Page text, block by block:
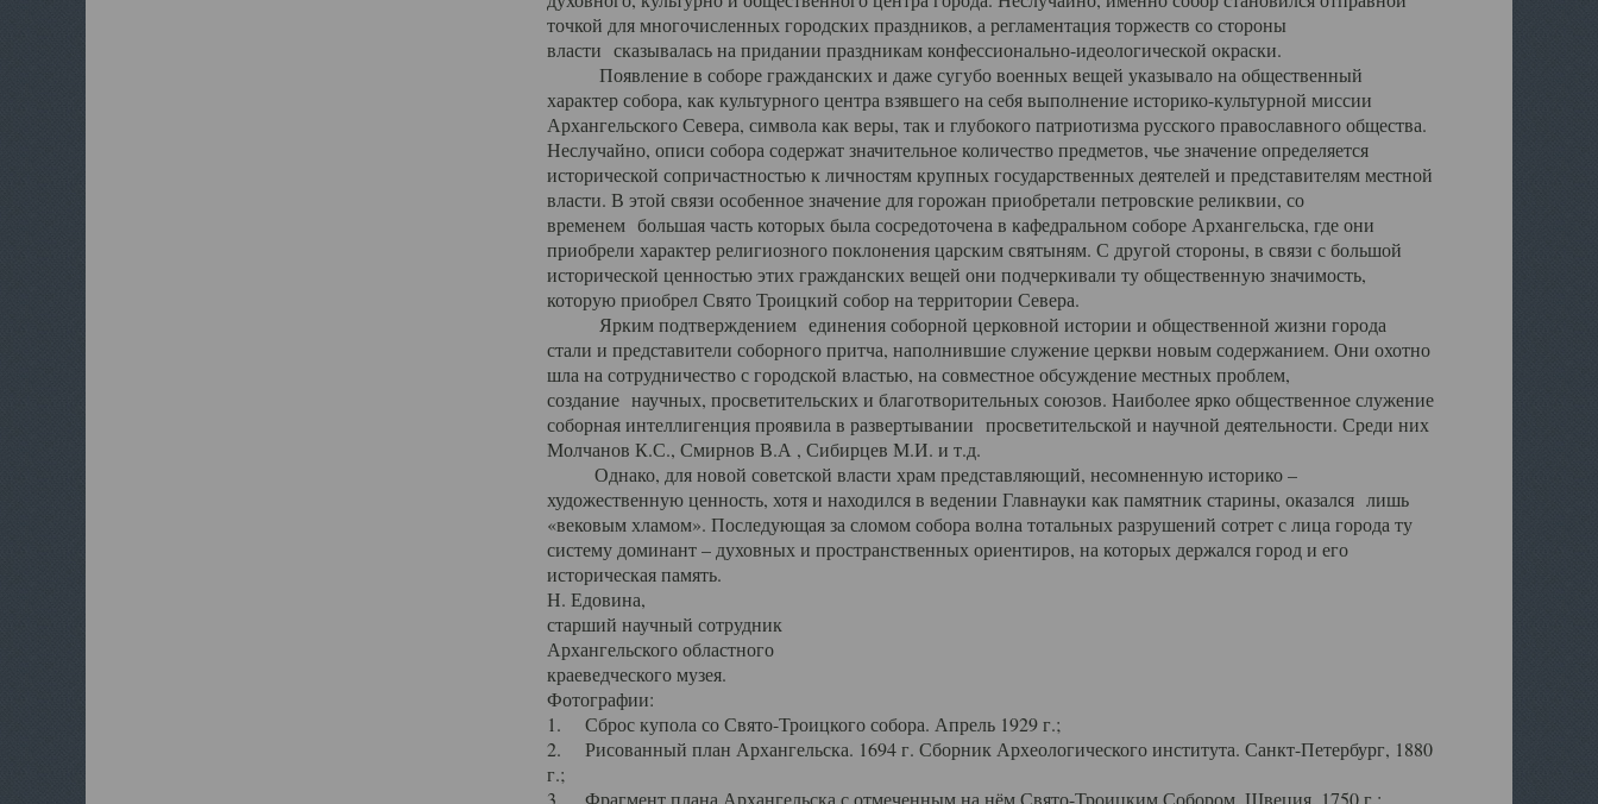
точкой для многочисленных городских праздников, а регламентация торжеств со стороны
власти сказывалась на придании праздникам конфессионально-идеологической окраски.
Появление в соборе гражданских и даже сугубо военных вещей указывало на общественный
характер собора, как культурного центра взявшего на себя выполнение историко-культурной миссии
Архангельского Севера, символа как веры, так и глубокого патриотизма русского православного общества.
Неслучайно, описи собора содержат значительное количество предметов, чье значение определяется
исторической сопричастностью к личностям крупных государственных деятелей и представителям местной
власти. В этой связи особенное значение для горожан приобретали петровские реликвии, со
временем большая часть которых была сосредоточена в кафедральном соборе Архангельска, где они
приобрели характер религиозного поклонения царским святыням. С другой стороны, в связи с большой
исторической ценностью этих гражданских вещей они подчеркивали ту общественную значимость,
которую приобрел Свято Троицкий собор на территории Севера.
Ярким подтверждением единения соборной церковной истории и общественной жизни города
стали и представители соборного притча, наполнившие служение церкви новым содержанием. Они охотно
шла на сотрудничество с городской властью, на совместное обсуждение местных проблем,
создание научных, просветительских и благотворительных союзов. Наиболее ярко общественное служение
соборная интеллигенция проявила в развертывании просветительской и научной деятельности. Среди них
Молчанов К.С., Смирнов В.А , Сибирцев М.И. и т.д.
Однако, для новой советской власти храм представляющий, несомненную историко –
художественную ценность, хотя и находился в ведении Главнауки как памятник старины, оказался лишь
«вековым хламом». Последующая за сломом собора волна тотальных разрушений сотрет с лица города ту
систему доминант – духовных и пространственных ориентиров, на которых держался город и его
историческая память.
Н. Едовина,
старший научный сотрудник
Архангельского областного
краеведческого музея.
Фотографии:
1. Сброс купола со Свято-Троицкого собора. Апрель 1929 г.;
2. Рисованный план Архангельска. 1694 г. Сборник Археологического института. Санкт-Петербург, 1880
г.;
3. Фрагмент плана Архангельска с отмеченным на нём Свято-Троицким Собором. Швеция. 1750 г.;